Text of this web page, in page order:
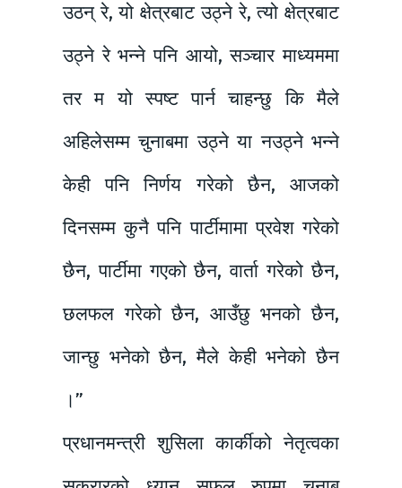
उठन् रे, यो क्षेत्रबाट उठ्ने रे, त्यो क्षेत्रबाट
उठ्ने रे भन्ने पनि आयो, सञ्चार माध्यममा
तर म यो स्पष्ट पार्न चाहन्छु कि मैले
अहिलेसम्म चुनाबमा उठ्ने या नउठ्ने भन्ने
केही पनि निर्णय गरेको छैन, आजको
दिनसम्म कुनै पनि पार्टीमामा प्रवेश गरेको
छैन, पार्टीमा गएको छैन, वार्ता गरेको छैन,
छलफल गरेको छैन, आउँछु भनको छैन,
जान्छु भनेको छैन, मैले केही भनेको छैन
।”
प्रधानमन्त्री शुसिला कार्कीको नेतृत्वका